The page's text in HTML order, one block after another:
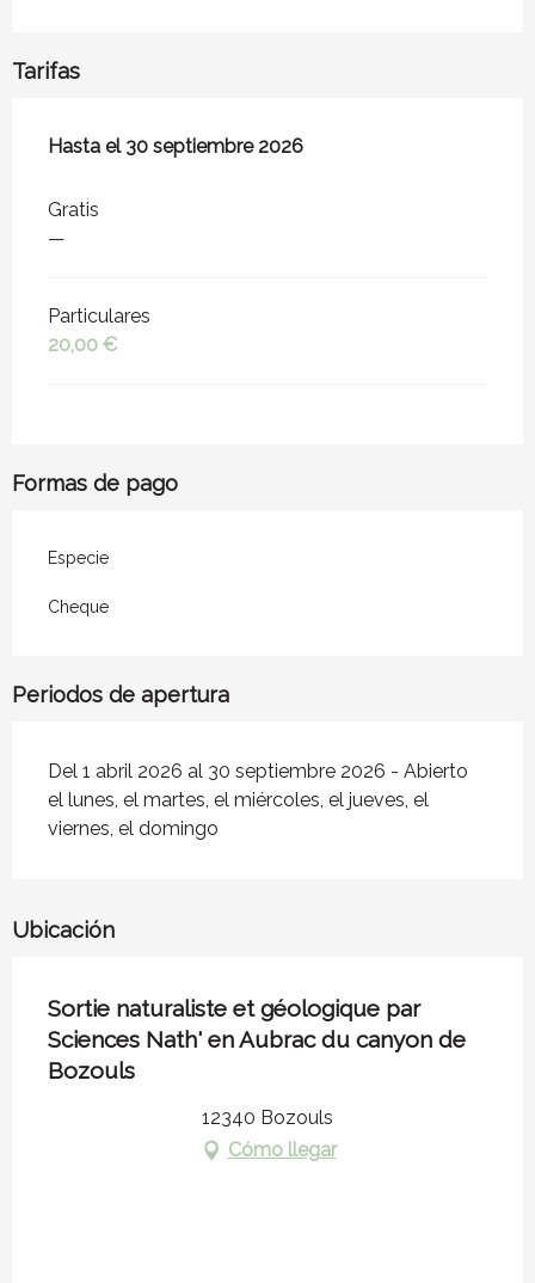
Tarifas
Desde 1 abril 2026hasta30 septiembre 2026
Hasta el30 septiembre 2026
Gratis
—
Particulares
20,00 €
Formas de pago
Especie
Cheque
Periodos de apertura
Del 1 abril 2026 al 30 septiembre 2026 - Abierto
el lunes, el martes, el miércoles, el jueves, el
viernes, el domingo
Ubicación
Sortie naturaliste et géologique par
Sciences Nath' en Aubrac du canyon de
Bozouls
12340 Bozouls
Cómo llegar